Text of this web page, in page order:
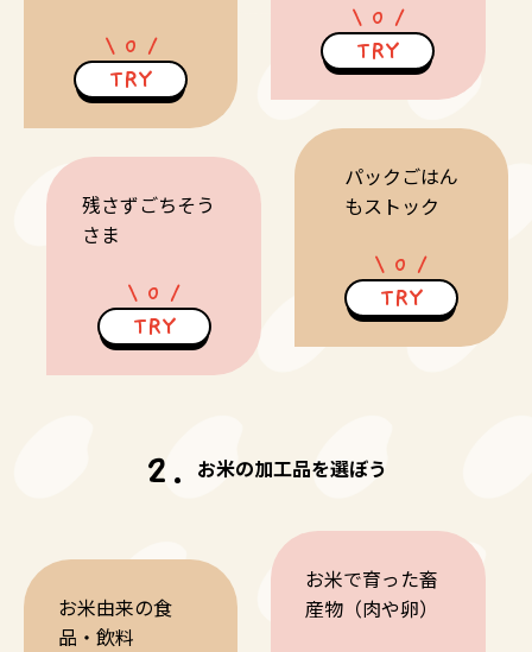
0
TRY
0
TRY
残さずごちそう
さま
0
TRY
パックごはん
もストック
0
TRY
お米の加工品を選ぼう
お米由来の食
品・飲料
お米で育った畜
産物（肉や卵）